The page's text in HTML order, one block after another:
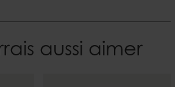
aussi aimer